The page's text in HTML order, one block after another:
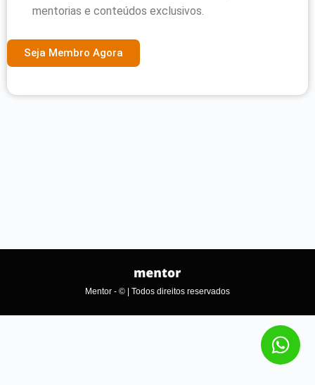
mentorias e conteúdos exclusivos.
Seja Membro Agora
Mentor - © | Todos direitos reservados